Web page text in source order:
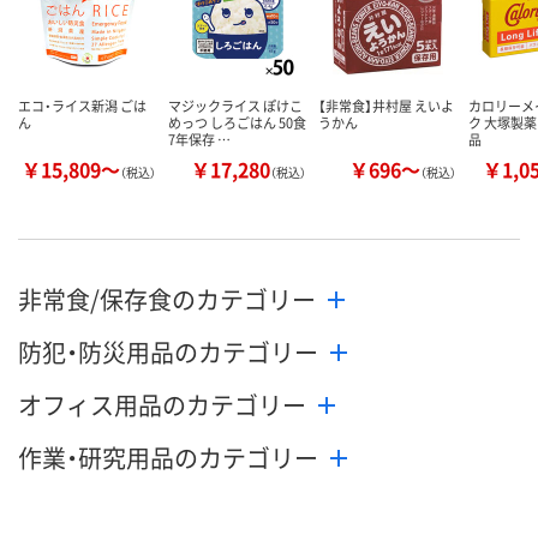
エコ・ライス新潟 ごは
ん
￥15,809～（税込）
マジックライス ぽけこ
めっつ しろごはん 50食
7年保存 …
￥17,280（税込）
【非常食】井村屋 えいよ
うかん
￥696～（税込）
カロリー
ク 大塚製
品
￥
非常食/保存食のカテゴリー
防犯・防災用品のカテゴリー
オフィス用品のカテゴリー
作業・研究用品のカテゴリー